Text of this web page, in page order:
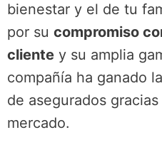
bienestar y el de tu
por su compromiso
cliente y su amplia
compañía ha ganado
de asegurados
mercado.